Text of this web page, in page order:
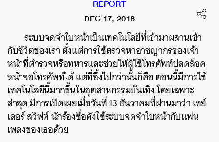
REPORT
DEC 17, 2018
ระบบจดจำใบหน้าเป็นเทคโนโลยีที่เข้ามาผสานเข้า
กับชีวิตของเรา ตั้งแต่การใช้ตรวจหาอาชญากรของเจ้า
หน้าที่ตำรวจหรือทหารและช่วยให้ผู้ใช้โทรศัพท์ปลดล็อค
หน้าจอโทรศัพท์ได้ แต่ที่อึ้งไปกว่านั้นก็คือ ตอนนี้มีการใช้
เทคโนโลยีนี้มากขึ้นในอุตสาหกรรมบันเทิง โดยเฉพาะ
ล่าสุด มีการเปิดเผยเมื่อวันที่ 13 ธันวาคมที่ผ่านมาว่า เทย์
เลอร์ สวิฟต์ นักร้องชื่อดังใช้ระบบจดจำใบหน้ากับแฟน
เพลงของเธอด้วย